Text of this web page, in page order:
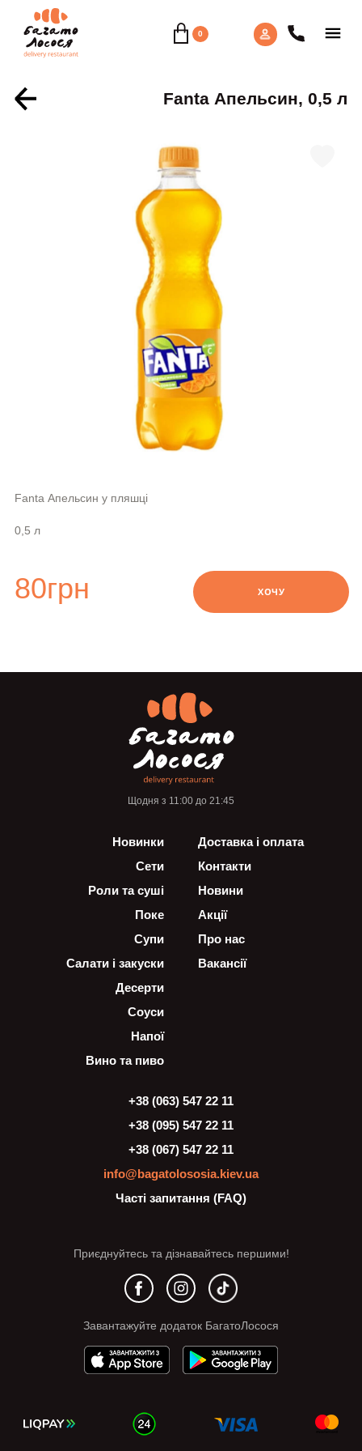
0
Fanta Апельсин, 0,5 л
Fanta Апельсин у пляшці
0,5 л
80грн ХОЧУ
Щодня з 11:00 до 21:45
Новинки
Сети
Роли та суші
Поке
Супи
Салати і закуски
Десерти
Соуси
Напої
Вино та пиво
Доставка і оплата
Контакти
Новини
Акції
Про нас
Вакансії
+38 (063) 547 22 11
+38 (095) 547 22 11
+38 (067) 547 22 11
info@bagatolososia.kiev.ua
Часті запитання (FAQ)
Завантажуйте додаток БагатоЛосося
Приєднуйтесь та дізнавайтесь першими!